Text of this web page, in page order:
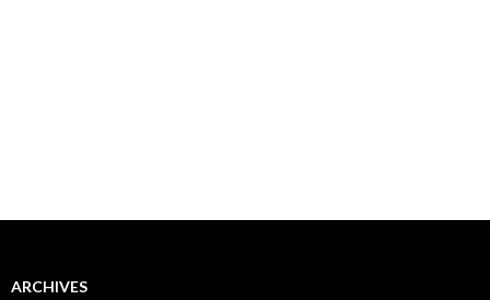
ARCHIVES